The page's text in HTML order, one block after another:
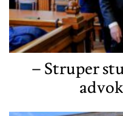
– Struper